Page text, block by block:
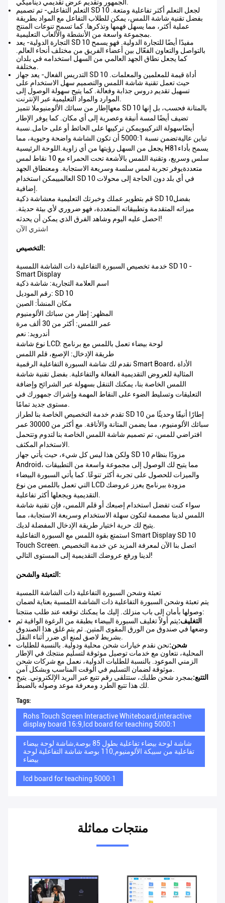
الجمهور وتقديم عرض تقديمي ديناميكي.
التعلم التفاعلي- تم تصميم SD 10 لجعل التعلم أكثر تفاعلية ومتعة.
بفضل تقنية شاشة اللمس، يمكن للطلاب التفاعل مع المواد بطريقة
عملية أكثر، مما يسهل فهمها وتذكرها. كما تسمح تنوعات المنتج
بمجموعة واسعة من الأنشطة والألعاب التعليمية.
التجارة الدولية- يعد SD 10 مفيدًا أيضًا للتجارة الدولية. فهو يسمح
بالتواصل والتعاون الفعّال بين أعضاء الفريق من مختلف أنحاء العالم.
كما يجعل نطاق الجهد العالمي من السهل استخدامه في بلدان
مختلفة.
التدريس الفعال- يعد جهاز SD 10 أداة قيمة للمعلمين والمعلمات.
حيث تعمل تقنية شاشة اللمس والتصميم سهل الاستخدام على
تسهيل تقديم دروس جذابة وفعالة. كما يتيح سهولة الوصول إلى
الموارد والمواد التعليمية عبر الإنترنت.
معهاإطار من سبائك الألومنيوملا تتميز SD 10 بالمتانة فحسب، بل إنها
تضيف أيضًا لمسة أنيقة وعصرية إلى أي مكان. كما يوفر الإطار
أيضًاسهولة التركيبويمكن تركيبها على الحائط أو على حامل.نسبة
تباين عالية
تضمن نسبة 5000:1 أن تكون الشاشة واضحة وحيوية، مما
يجعل من السهل رؤيتها من أي زاوية. اللوحة الرئيسية H81 يسمح بأداء
سلس وسريع، و
تقنية اللمس بالأشعة تحت الحمراء مع 10 نقاط لمس
متعددةيوفر تجربة لمس سلسة وسريعة الاستجابة. ومعنطاق الجهد
العالمييمكن استخدام SD 10 في أي بلد دون الحاجة إلى محولات
إضافية.
قم بتطوير عملك وخبرتك التعليمية مع شاشة ذكية SD 10بفضل
ميزاته المتقدمة وتطبيقاته المتعددة، فهو ضروري لأي بيئة حديثة.
احصل عليه اليوم وشاهد الفرق الذي يمكن أن يحدثه!
اشتري الآن
التخصيص:
خدمة تخصيص السبورة التفاعلية ذات الشاشة اللمسية SD 10 -
Smart Display
اسم العلامة التجارية: شاشة ذكية
رقم الموديل: SD 10
مكان المنشأ: الصين
المظهر: إطار من سبائك الألومنيوم
عمر اللمس: أكثر من 30 ألف مرة
أندرويد: نعم
نوع شاشة LCD: لوحة بيضاء تعمل باللمس مع برنامج
طريقة الإدخال: الإصبع، قلم اللمس
نقدم لك شاشة السبورة التفاعلية الرقمية Smart Board، الأداة
المثالية للعروض التقديمية الفعالة والتفاعلية. بفضل تقنية شاشة
اللمس الخاصة بنا، يمكنك التنقل بسهولة عبر الشرائح وإضافة
التعليقات وتسليط الضوء على النقاط المهمة وإشراك جمهورك في
مستوى جديد تمامًا.
تقدم خدمة التخصيص الخاصة بنا لطراز SD 10 إطارًا أنيقًا وحديثًا من
سبائك الألومنيوم، مما يضمن المتانة والأناقة. مع أكثر من 30000 عمر
افتراضي للمس، تم تصميم شاشة اللمس الخاصة بنا لتدوم وتتحمل
الاستخدام المكثف.
ولكن هذا ليس كل شيء، حيث يأتي جهاز SD 10 مزودًا بنظام
Android، مما يتيح لك الوصول إلى مجموعة واسعة من التطبيقات
والميزات للحصول على تجربة أكثر تنوعًا. كما يأتي السبورة البيضاء
التي تعمل باللمس من نوع LCD مزودة ببرنامج يعزز عروضك
التقديمية ويجعلها أكثر تفاعلية.
سواء كنت تفضل استخدام إصبعك أو قلم اللمس، فإن تقنية شاشة
اللمس لدينا مصممة لتكون سهلة الاستخدام وسريعة الاستجابة، مما
يتيح لك حرية اختيار طريقة الإدخال المفضلة لديك.
استمتع بقوة اللمس مع السبورة التفاعلية Smart Display SD 10
Touch Screen. اتصل بنا الآن لمعرفة المزيد عن خدمة التخصيص
لدينا ورفع عروضك التقديمية إلى المستوى التالي!
التعبئة والشحن:
تعبئة وشحن السبورة التفاعلية ذات الشاشة اللمسية
يتم تعبئة وشحن السبورة التفاعلية ذات الشاشة اللمسية بعناية لضمان
وصولها بأمان إلى باب منزلك. إليك ما يمكنك توقعه عند طلب منتجنا:
التغليف:يتم أولاً تغليف السبورة البيضاء بطبقة من الرغوة الواقية ثم
وضعها في صندوق من الورق المقوى المتين. ثم يتم غلق هذا الصندوق
بشريط لاصق لمنع أي ضرر أثناء النقل.
شحن:نحن نقدم خيارات شحن محلية ودولية. بالنسبة للطلبات
المحلية، نتعاون مع خدمات توصيل موثوقة لتسليم منتجك في الإطار
الزمني الموعود. بالنسبة للطلبات الدولية، نعمل مع شركات شحن
موثوقة لضمان التسليم في الوقت المناسب وبشكل آمن.
التتبع:بمجرد شحن طلبك، ستتلقى رقم تتبع عبر البريد الإلكتروني. يتيح
لك هذا تتبع الطرد ومعرفة موعد وصوله بالضبط.
Tags:
Rohs Touch Screen Interactive Whiteboard,interactive
display board 16:9,lcd board for teaching 5000:1
شاشة لوحة بيضاء تفاعلية بطول 85 بوصة,شاشة لوحة بيضاء
تفاعلية من سبيكة الألومنيوم,110 بوصة شاشة التفاعلية لوحة
بيضاء
lcd board for teaching 5000:1
منتجات مماثلة